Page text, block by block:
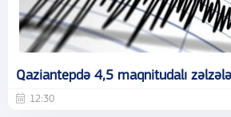
Qaziantepdə 4,5 maqnitudalı
12:30